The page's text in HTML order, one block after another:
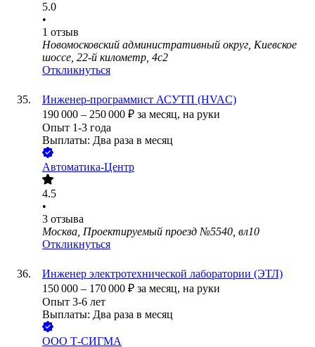
5.0
•
1 отзыв
Новомосковский административный округ, Киевское
шоссе, 22-й километр, 4с2
Откликнуться
Инженер-программист АСУТП (HVAC)
190 000 – 250 000 ₽ за месяц, на руки
Опыт 1-3 года
Выплаты: Два раза в месяц
Автоматика-Центр
4.5
•
3 отзыва
Москва, Проектируемый проезд №5540, вл10
Откликнуться
Инженер электротехнической лаборатории (ЭТЛ)
150 000 – 170 000 ₽ за месяц, на руки
Опыт 3-6 лет
Выплаты: Два раза в месяц
ООО Т-СИГМА